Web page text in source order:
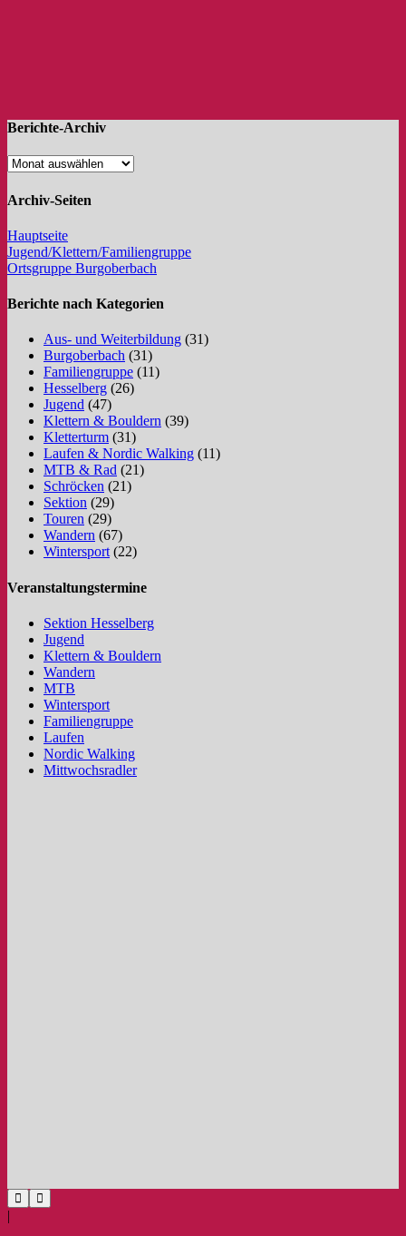
Berichte-Archiv
Archiv-Seiten
Hauptseite
Jugend/Klettern/Familiengruppe
Ortsgruppe Burgoberbach
Berichte nach Kategorien
Aus- und Weiterbildung (31)
Burgoberbach (31)
Familiengruppe (11)
Hesselberg (26)
Jugend (47)
Klettern & Bouldern (39)
Kletterturm (31)
Laufen & Nordic Walking (11)
MTB & Rad (21)
Schröcken (21)
Sektion (29)
Touren (29)
Wandern (67)
Wintersport(22)
Veranstaltungstermine
Sektion Hesselberg
Jugend
Klettern & Bouldern
Wandern
MTB
Wintersport
Familiengruppe
Laufen
Nordic Walking
Mittwochsradler
|